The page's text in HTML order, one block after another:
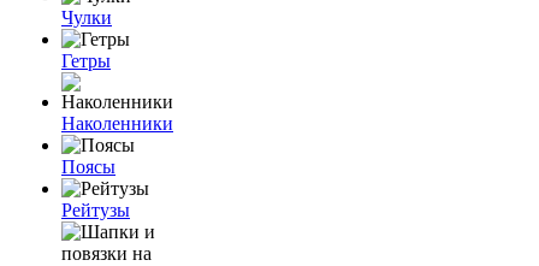
Чулки
Гетры
Наколенники
Поясы
Рейтузы